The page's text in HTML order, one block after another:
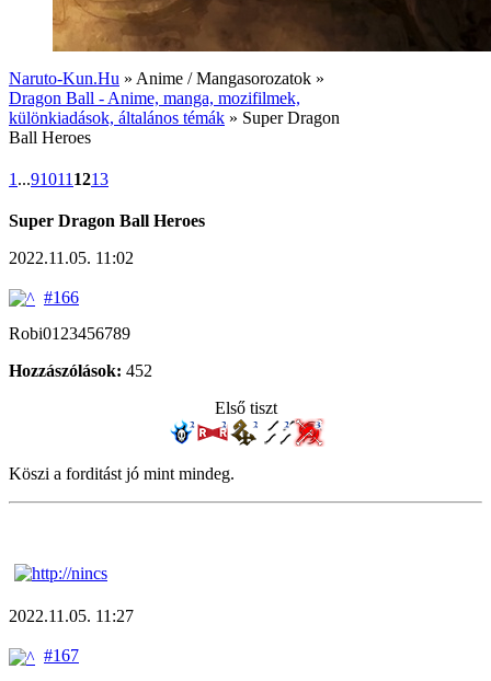
Naruto-Kun.Hu » Anime / Mangasorozatok »
Dragon Ball - Anime, manga, mozifilmek,
különkiadások, általános témák » Super Dragon
Ball Heroes
1 ...91011 1213
Super Dragon Ball Heroes
2022.11.05. 11:02
#166
Robi0123456789
Hozzászólások: 452
Első tiszt
Köszi a forditást jó mint mindeg.
2022.11.05. 11:27
#167